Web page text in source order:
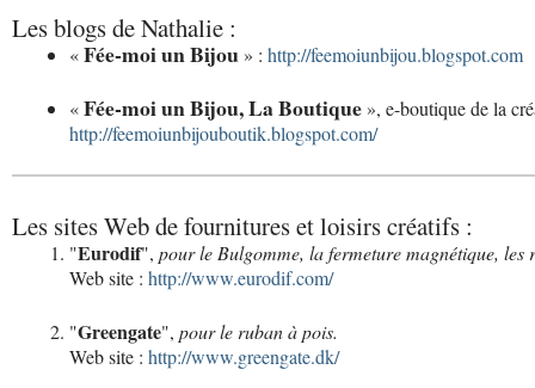
Les blogs de Nathalie :
«Fée-moi un Bijou » : http://feemoiunbijou.blogspot.com
«Fée-moi un Bijou, La Boutique », e-boutique de la
http://feemoiunbijouboutik.blogspot.com/
Les sites Web de fournitures et loisirs créatifs :
"Eurodif", pour le Bulgomme, la fermeture magnétique, les
Web site : http://www.eurodif.com/
"Greengate", pour le ruban à pois.
Web site : http://www.greengate.dk/